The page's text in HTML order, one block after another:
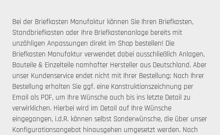
Bei der Briefkasten Manufaktur können Sie Ihren Briefkasten,
Standbriefkasten oder Ihre Briefkastenanlage bereits mit
unzähligen Anpassungen direkt im Shop bestellen! Die
Briefkasten Manufaktur verwendet dabei ausschließlich Anlagen,
Bauteile & Einzelteile namhafter Hersteller aus Deutschland. Aber
unser Kundenservice endet nicht mit Ihrer Bestellung: Nach Ihrer
Bestellung erhalten Sie ggf. eine Konstruktionszeichnung per
Email als PDF, um Ihre Wünsche auch bis ins letzte Detail zu
verwirklichen. Hierbei wird im Detail auf Ihre Wünsche
eingegangen, i.d.R. können selbst Sonderwünsche, die über unser
Konfigurationsangebot hinausgehen umgesetzt werden. Nach